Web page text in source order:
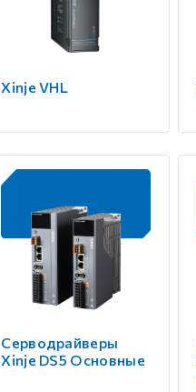
Xinje VHL
Серводрайверы
Xinje DS5 Основные